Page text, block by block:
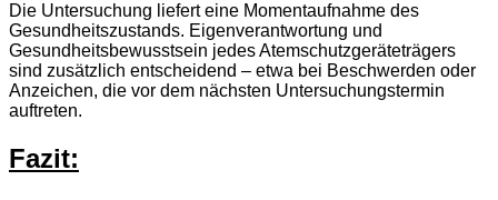
Die Untersuchung liefert eine Momentaufnahme des
Gesundheitszustands. Eigenverantwortung und
Gesundheitsbewusstsein jedes Atemschutzgeräteträgers
sind zusätzlich entscheidend – etwa bei Beschwerden oder
Anzeichen, die vor dem nächsten Untersuchungstermin
auftreten.
Fazit: